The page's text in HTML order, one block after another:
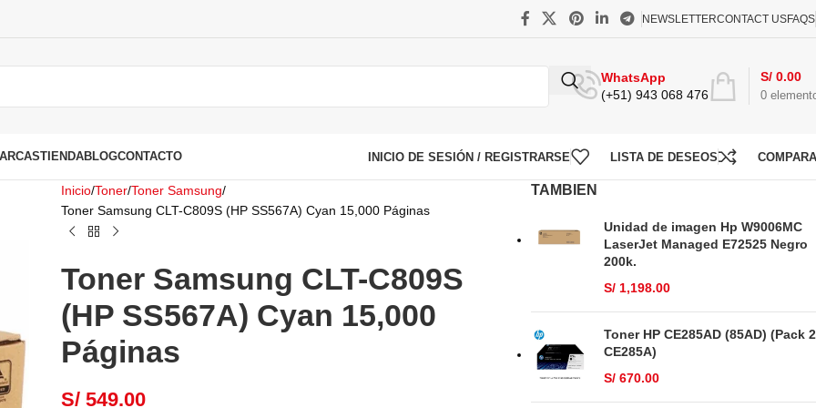
NEWSLETTERCONTACT USFAQS
WhatsApp
(+51) 943 068 476
0
S/ 0.00
TIENDABLOGCONTACTO INICIO DE SESIÓN / REGISTRARSE LISTA DE DESEOS
Inicio Toner Toner Samsung
Toner Samsung CLT-C809S (HP SS567A) Cyan 15,000 Páginas
Toner Samsung CLT-C809S
(HP SS567A) Cyan 15,000
Páginas
S/ 549.00
TAMBIEN
Unidad de imagen Hp W9006MC
LaserJet Managed E72525 Negro
200k.
S/1,198.00
Toner HP CE285AD (85AD) (Pack 2
CE285A)
S/670.00